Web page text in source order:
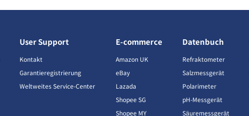
User Support
Kontakt
Garantieregistrierung
Weltweites Service-Center
E-commerce
Amazon UK
eBay
Lazada
Shopee SG
Shopee MY
Datenbuch
Refraktometer
Salzmessgerät
Polarimeter
pH-Messgerät
Säuremessgerät